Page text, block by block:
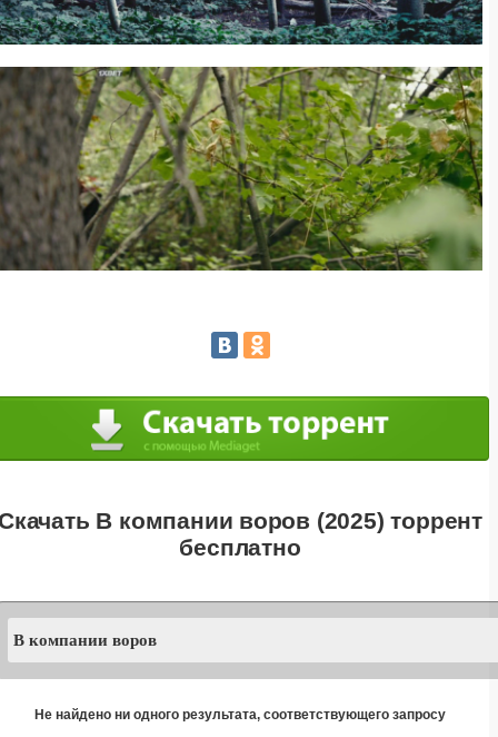
В компании воров (2025) торрент
бесплатно
Не найдено ни одного результата, соответствующего запросу